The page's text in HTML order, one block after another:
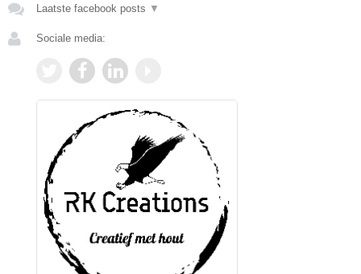
Laatste facebook posts ▼
Sociale media: